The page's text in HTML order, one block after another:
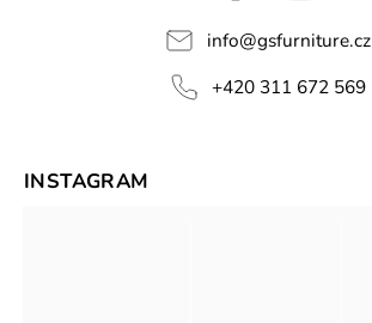
info@gsfurniture.cz
+420 311 672 569
INSTAGRAM